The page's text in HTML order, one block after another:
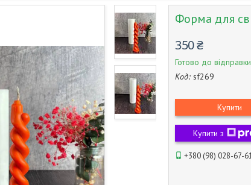
Форма для
350 ₴
Готово до відправки
Код: sf269
Купити
Купити з
+380 (98) 028-67-